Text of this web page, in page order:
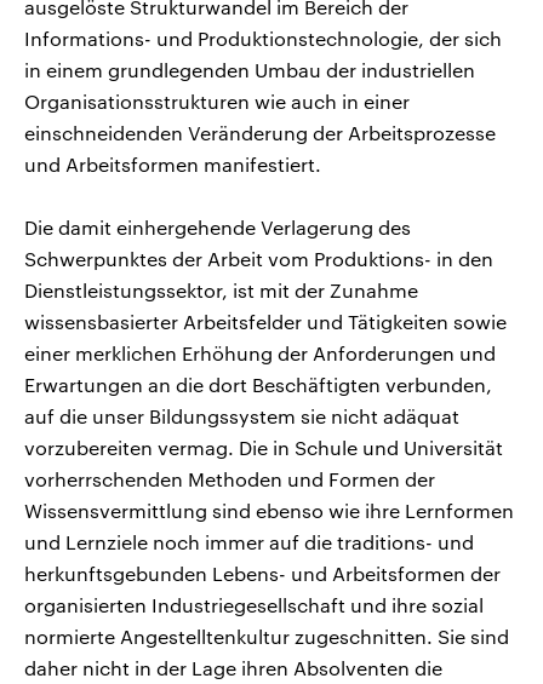
ausgelöste Strukturwandel im Bereich der
Informations- und Produktionstechnologie, der sich
in einem grundlegenden Umbau der industriellen
Organisationsstrukturen wie auch in einer
einschneidenden Veränderung der Arbeitsprozesse
und Arbeitsformen manifestiert.
Die damit einhergehende Verlagerung des
Schwerpunktes der Arbeit vom Produktions- in den
Dienstleistungssektor, ist mit der Zunahme
wissensbasierter Arbeitsfelder und Tätigkeiten sowie
einer merklichen Erhöhung der Anforderungen und
Erwartungen an die dort Beschäftigten verbunden,
auf die unser Bildungssystem sie nicht adäquat
vorzubereiten vermag. Die in Schule und Universität
vorherrschenden Methoden und Formen der
Wissensvermittlung sind ebenso wie ihre Lernformen
und Lernziele noch immer auf die traditions- und
herkunftsgebunden Lebens- und Arbeitsformen der
organisierten Industriegesellschaft und ihre sozial
normierte Angestelltenkultur zugeschnitten. Sie sind
daher nicht in der Lage ihren Absolventen die